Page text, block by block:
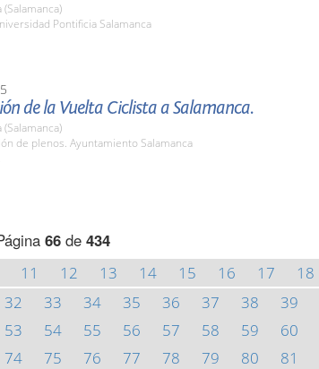
(Salamanca)
Pontificia Salamanca
de la Vuelta Ciclista a Salamanca.
(Salamanca)
de plenos. Ayuntamiento Salamanca
66 de 434
11 12 13 14 15 16 17 18
32 33 34 35 36 37 38 39
53 54 55 56 57 58 59 60
74 75 76 77 78 79 80 81